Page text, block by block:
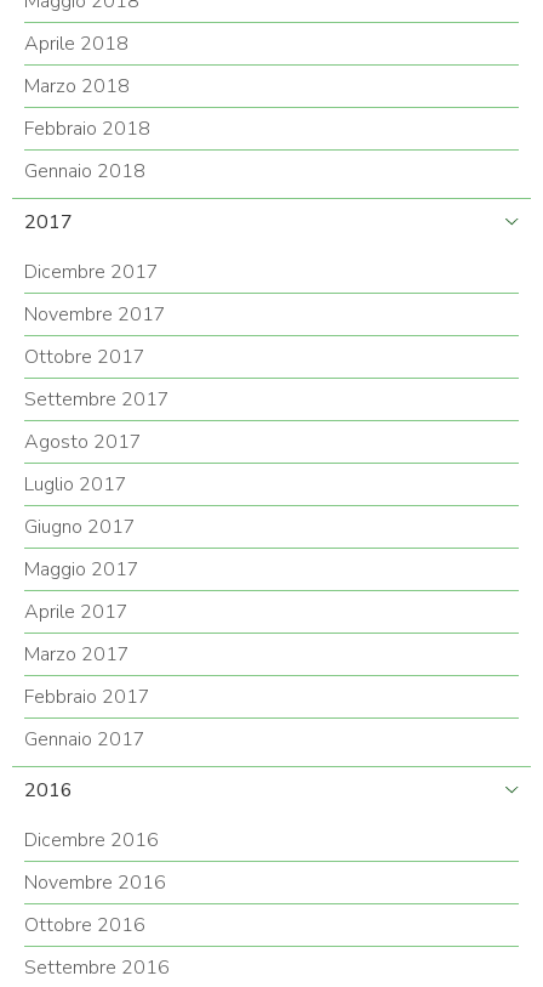
Aprile 2018
Marzo 2018
Febbraio 2018
Gennaio 2018
2017
Dicembre 2017
Novembre 2017
Ottobre 2017
Settembre 2017
Agosto 2017
Luglio 2017
Giugno 2017
Maggio 2017
Aprile 2017
Marzo 2017
Febbraio 2017
Gennaio 2017
2016
Dicembre 2016
Novembre 2016
Ottobre 2016
Settembre 2016